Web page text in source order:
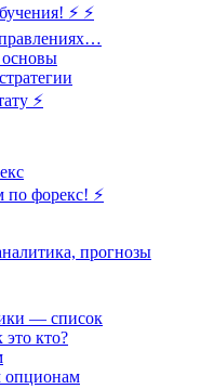
⚡ ⚡
⚡️
форекс! ⚡
прогнозы
— список
кто?
опционам